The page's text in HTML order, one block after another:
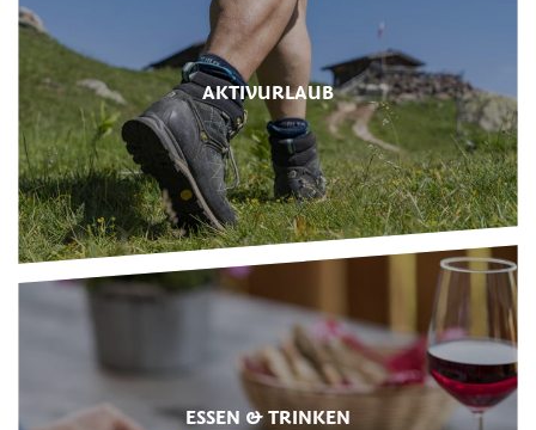
AKTIVURLAUB
ESSEN & TRINKEN